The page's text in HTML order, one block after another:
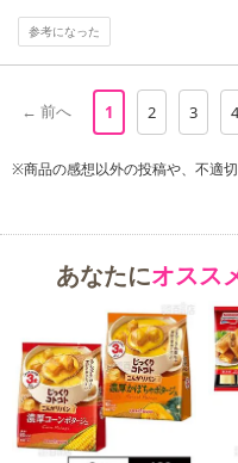
【割るだけスープ ホタテチャ
参考になった
← 前へ 1 2 3 4
※商品の感想以外の投稿や、不適
あなたにオスス